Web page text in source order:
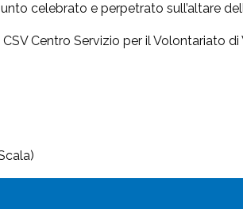
celebrato e perpetrato sull’altare
Centro Servizio per il Volontariato di